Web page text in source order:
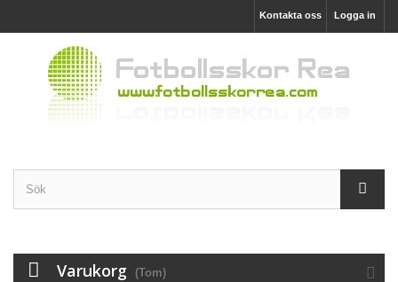
Logga in
Kontakta oss
Varukorg (Tom)